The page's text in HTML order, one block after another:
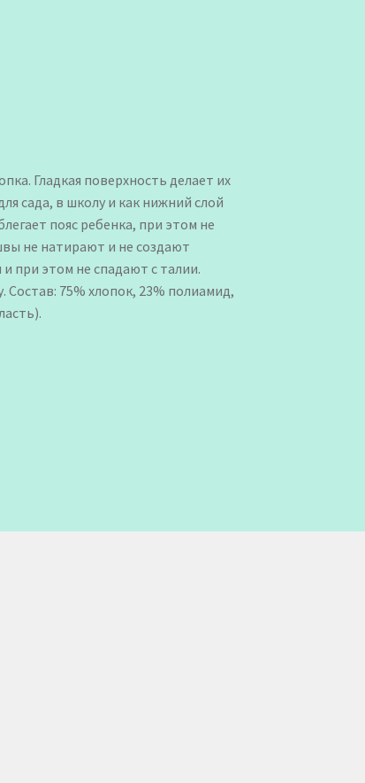
Гладкая поверхность делает их
сада, в школу и как нижний слой
пояс ребенка, при этом не
не натирают и не создают
при этом не спадают с талии.
75% хлопок, 23% полиамид,